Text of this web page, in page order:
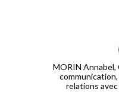
MORIN Annabel,
relations